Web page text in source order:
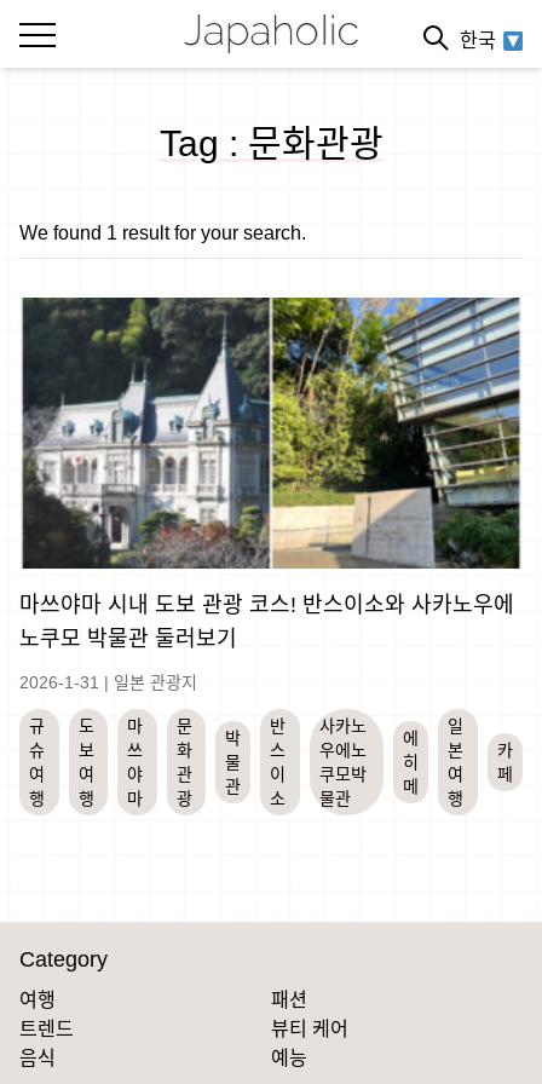
한국
Tag : 문화관광
We found 1 result for your search.
마쓰야마 시내 도보 관광 코스! 반스이소와 사카노우에
노쿠모 박물관 둘러보기
2026-1-31 | 일본 관광지
규
슈
여
행
도
보
여
행
마
쓰
야
마
문
화
관
광
박
물
관
반
스
이
소
사카노
우에노
쿠모박
물관
에
히
메
일
본
여
행
카
페
Category
여행
패션
트렌드
뷰티 케어
음식
예능